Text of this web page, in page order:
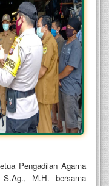
Pengadilan Agama
S.Ag., M.H. bersama